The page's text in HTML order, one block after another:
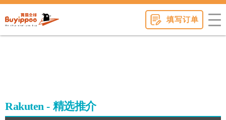
填写订单
Rakuten - 精选推介